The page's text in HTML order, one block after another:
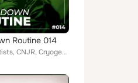
Routine 014
Various Artists, CNJR, Cryogenics, Modern Zulu, Erik Jackson, BeatMatt, Ronees, A Plain White Wrapper, Vibe Shock, Pete Rann, DJ...